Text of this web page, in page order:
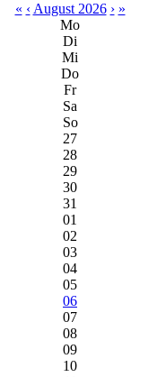
« ‹ August 2026 › »
Mo
Di
Mi
Do
Fr
Sa
So
27
28
29
30
31
01
02
03
04
05
06
07
08
09
10